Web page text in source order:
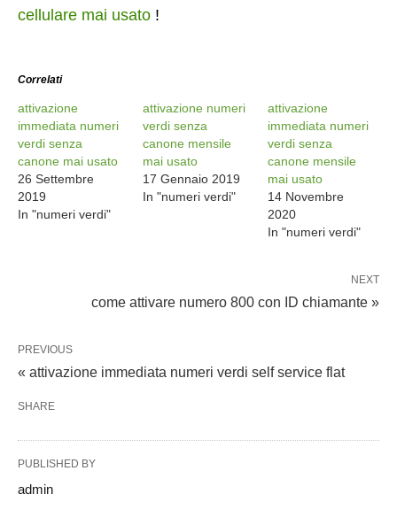
cellulare mai usato !
Correlati
attivazione
immediata numeri
verdi senza
canone mai usato
26 Settembre
2019
In "numeri verdi"
attivazione numeri
verdi senza
canone mensile
mai usato
17 Gennaio 2019
In "numeri verdi"
attivazione
immediata numeri
verdi senza
canone mensile
mai usato
14 Novembre
2020
In "numeri verdi"
NEXT
come attivare numero 800 con ID chiamante »
PREVIOUS
« attivazione immediata numeri verdi self service flat
SHARE
PUBLISHED BY
admin